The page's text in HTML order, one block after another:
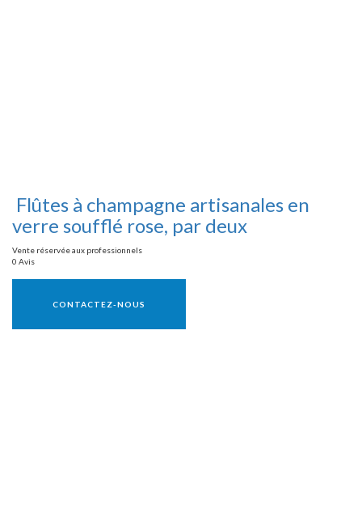
Flûtes à champagne artisanales en
verre soufflé rose, par deux
Vente réservée aux professionnels
0 Avis
CONTACTEZ-NOUS